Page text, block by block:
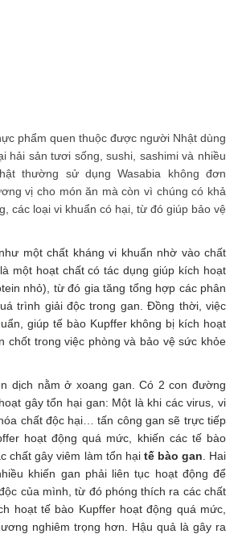
phẩm quen thuộc được người Nhật dùng
hải sản tươi sống, sushi, sashimi và nhiều
thường sử dụng Wasabia không đơn
vị cho món ăn mà còn vì chúng có khả
các loại vi khuẩn có hại, từ đó giúp bảo vệ
một chất kháng vi khuẩn nhờ vào chất
một hoạt chất có tác dụng giúp kích hoạt
nhỏ), từ đó gia tăng tổng hợp các phân
trình giải độc trong gan. Đồng thời, việc
giúp tế bào Kupffer không bị kích hoạt
chốt trong việc phòng và bảo vệ sức khỏe
dịch nằm ở xoang gan. Có 2 con đường
gây tổn hại gan: Một là khi các virus, vi
chất độc hại… tấn công gan sẽ trực tiếp
hoạt động quá mức, khiến các tế bào
chất gây viêm làm tổn hại tế bào gan . Hai
khiến gan phải liên tục hoạt động để
của mình, từ đó phóng thích ra các chất
hoạt tế bào Kupffer hoạt động quá mức,
nghiêm trọng hơn. Hậu quả là gây ra